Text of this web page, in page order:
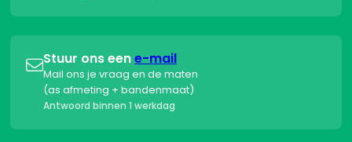
Stuur ons eene-mail
Mail ons je vraag en de maten
(as afmeting + bandenmaat)
Antwoord binnen 1 werkdag